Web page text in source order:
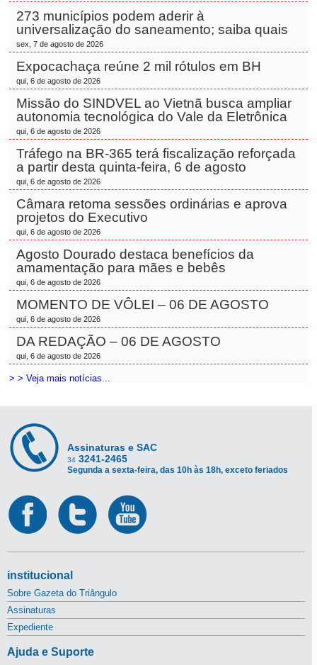
273 municípios podem aderir à
universalização do saneamento; saiba quais
sex, 7 de agosto de 2026
Expocachaça reúne 2 mil rótulos em BH
qui, 6 de agosto de 2026
Missão do SINDVEL ao Vietnã busca ampliar
autonomia tecnológica do Vale da Eletrônica
qui, 6 de agosto de 2026
Tráfego na BR-365 terá fiscalização reforçada
a partir desta quinta-feira, 6 de agosto
qui, 6 de agosto de 2026
Câmara retoma sessões ordinárias e aprova
projetos do Executivo
qui, 6 de agosto de 2026
Agosto Dourado destaca benefícios da
amamentação para mães e bebês
qui, 6 de agosto de 2026
MOMENTO DE VÔLEI – 06 DE AGOSTO
qui, 6 de agosto de 2026
DA REDAÇÃO – 06 DE AGOSTO
qui, 6 de agosto de 2026
> > Veja mais notícias...
Assinaturas e SAC
34 3241-2465
Segunda a sexta-feira, das 10h às 18h, exceto feriados
institucional
Sobre Gazeta do Triângulo
Assinaturas
Expediente
Ajuda e Suporte